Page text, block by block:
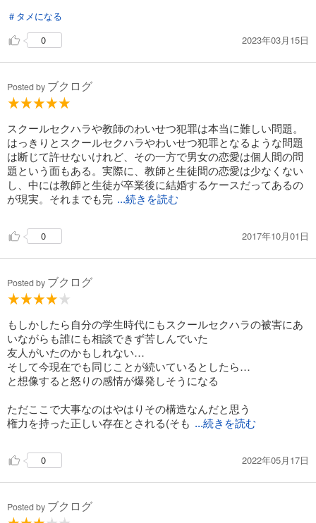
＃タメになる
0
2023年03月15日
Posted by ブクログ
スクールセクハラや教師のわいせつ犯罪は本当に難しい問題。
はっきりとスクールセクハラやわいせつ犯罪となるような問題
は断じて許せないけれど、その一方で男女の恋愛は個人間の問
題という面もある。実際に、教師と生徒間の恋愛は少なくない
し、中には教師と生徒が卒業後に結婚するケースだってあるの
が現実。それまでも完 ...続きを読む
0 2017年10月01日
Posted by ブクログ
もしかしたら自分の学生時代にもスクールセクハラの被害にあ
いながらも誰にも相談できず苦しんでいた
友人がいたのかもしれない…
そして今現在でも同じことが続いているとしたら…
と想像すると怒りの感情が爆発しそうになる
ただここで大事なのはやはりその構造なんだと思う
権力を持った正しい存在とされる(そも ...続きを読む
0 2022年05月17日
Posted by ブクログ